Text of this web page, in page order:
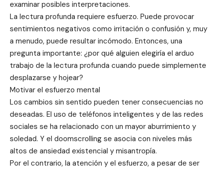
examinar posibles interpretaciones.
La lectura profunda requiere esfuerzo. Puede provocar
sentimientos negativos como irritación o confusión y, muy
a menudo, puede resultar incómodo. Entonces, una
pregunta importante: ¿por qué alguien elegiría el arduo
trabajo de la lectura profunda cuando puede simplemente
desplazarse y hojear?
Motivar el esfuerzo mental
Los cambios sin sentido pueden tener consecuencias no
deseadas. El uso de teléfonos inteligentes y de las redes
sociales se ha relacionado con un mayor aburrimiento y
soledad. Y el doomscrolling se asocia con niveles más
altos de ansiedad existencial y misantropía.
Por el contrario, la atención y el esfuerzo, a pesar de ser